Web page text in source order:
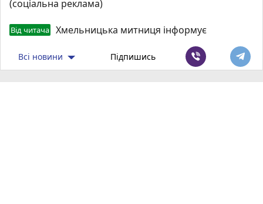
(соціальна реклама)
Від читача Хмельницька митниця інформує
Всі новини Підпишись